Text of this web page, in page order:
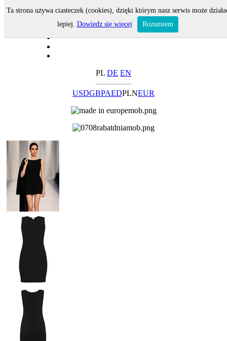
PL DE EN
USDGBPAEDPLNEUR
Ta strona używa ciasteczek (cookies), dzięki którym nasz serwis może
lepiej. Dowiedz się więcej Rozumiem